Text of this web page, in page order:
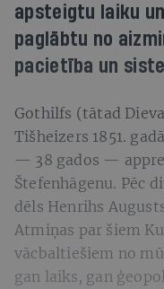
apsteigtu laiku
paglābtu no
pacietība un
Gothilfs (tātad
Tišheizers 1851.
— 38 gados —
Štefenhāgenu. Pēc
dēls Henrihs
Atmiņas par šiem
vācbaltiešiem no
gan laiks, gan